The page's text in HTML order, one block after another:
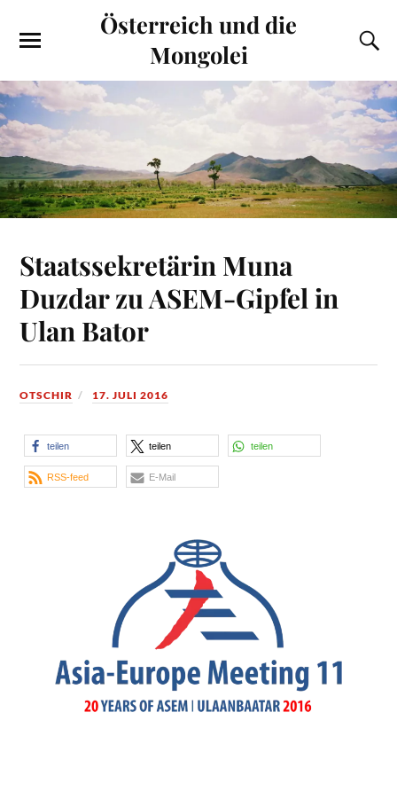
Österreich und die
Mongolei
Staatssekretärin Muna
Duzdar zu ASEM-Gipfel in
Ulan Bator
OTSCHIR 17. JULI 2016
teilen teilen teilen
RSS-feed E-Mail